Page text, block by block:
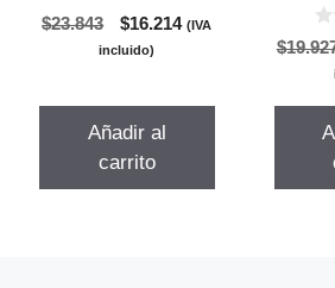
0
d
$23.843
El
precio
$23.843.
$16.214El(IVA
incluido)
Añadir al
carrito
0
d
$